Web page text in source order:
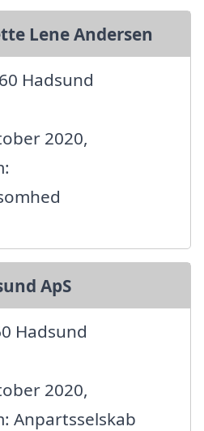
Lene Andersen
Hadsund
2020,
ApS
Hadsund
2020,
Anpartsselskab